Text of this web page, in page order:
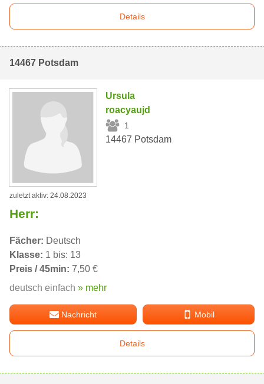
Details
14467 Potsdam
Ursula
roacyaujd
1
14467 Potsdam
zuletzt aktiv: 24.08.2023
Herr:
Fächer: Deutsch
Klasse: 1 bis: 13
Preis / 45min: 7,50 €
deutsch einfach » mehr
Nachricht Mobil
Details